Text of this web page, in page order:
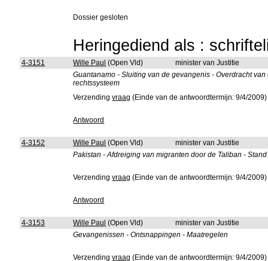
Dossier gesloten
Heringediend als :
4-3151 Wille Paul (Open Vld)
minister van Justitie
Guantanamo - Sluiting van de gevangenis - Overdracht
rechtssysteem
Verzendingvraag (Einde van de antwoordtermijn: 9/4/2009)
Antwoord
4-3152 Wille Paul (Open Vld)
minister van Justitie
Pakistan - Afdreiging van migranten door de Taliban -
Verzendingvraag (Einde van de antwoordtermijn: 9/4/2009)
Antwoord
4-3153 Wille Paul (Open Vld)
minister van Justitie
Gevangenissen - Ontsnappingen - Maatregelen
Verzendingvraag (Einde van de antwoordtermijn: 9/4/2009)